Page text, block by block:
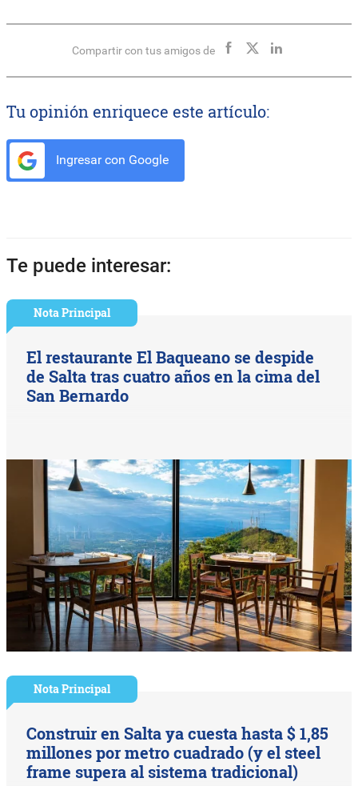
Compartir con tus amigos de
Tu opinión enriquece este artículo:
Ingresar con Google
Te puede interesar:
Nota Principal
El restaurante El Baqueano se despide
de Salta tras cuatro años en la cima del
San Bernardo
Nota Principal
Construir en Salta ya cuesta hasta $ 1,85
millones por metro cuadrado (y el steel
frame supera al sistema tradicional)